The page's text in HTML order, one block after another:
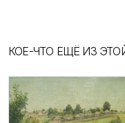
КОЕ-ЧТО ЕЩЁ ИЗ